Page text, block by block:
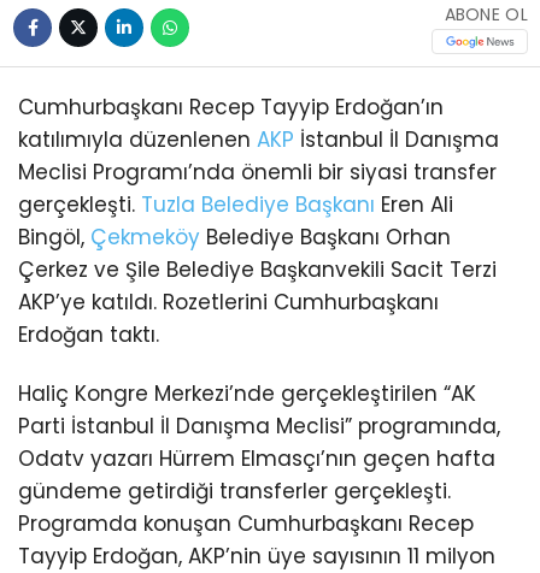
ABONE OL
Cumhurbaşkanı Recep Tayyip Erdoğan’ın
katılımıyla düzenlenen AKP İstanbul İl Danışma
Meclisi Programı’nda önemli bir siyasi transfer
gerçekleşti. Tuzla Belediye Başkanı Eren Ali
Bingöl, Çekmeköy Belediye Başkanı Orhan
Çerkez ve Şile Belediye Başkanvekili Sacit Terzi
AKP’ye katıldı. Rozetlerini Cumhurbaşkanı
Erdoğan taktı.
Haliç Kongre Merkezi’nde gerçekleştirilen “AK
Parti İstanbul İl Danışma Meclisi” programında,
Odatv yazarı Hürrem Elmasçı’nın geçen hafta
gündeme getirdiği transferler gerçekleşti.
Programda konuşan Cumhurbaşkanı Recep
Tayyip Erdoğan, AKP’nin üye sayısının 11 milyon